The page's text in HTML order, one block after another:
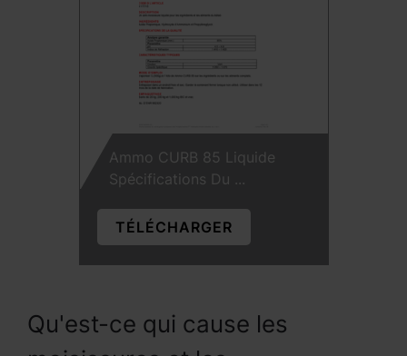
Ammo CURB 85 Liquide
Spécifications Du ...
TÉLÉCHARGER
Qu'est-ce qui cause les